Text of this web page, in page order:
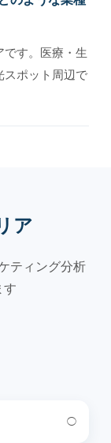
です。医療・生
スポット周辺で
ア
ティング分析
す
◯